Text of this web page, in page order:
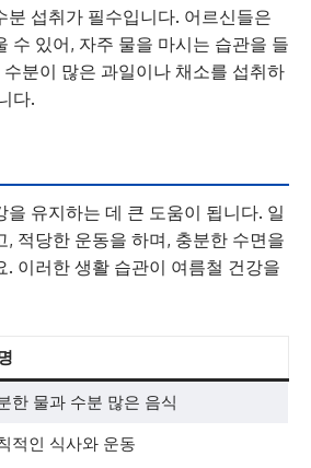
분 섭취가 필수입니다. 어르신들은
수 있어, 자주 물을 마시는 습관을 들
분이 많은 과일이나 채소를 섭취하
다.
을 유지하는 데 큰 도움이 됩니다. 일
, 적당한 운동을 하며, 충분한 수면을
. 이러한 생활 습관이 여름철 건강을
한 물과 수분 많은 음식
적인 식사와 운동